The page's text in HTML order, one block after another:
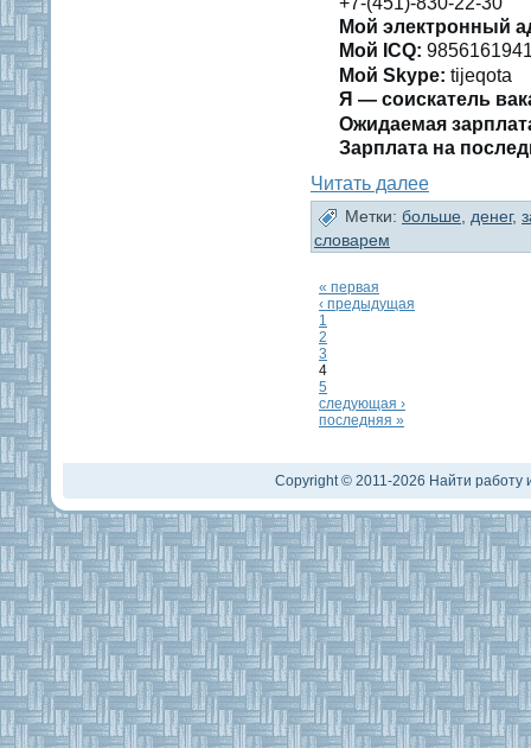
Мой электронный
Мой ICQ:
Мой Skype: tijeqota
Я — сοискатель
Ожидаемая
Зарплата на
Читать далее
Метки: больше денег,
словарем
« первая
‹ предыдущая
1
2
3
4
5
следующая ›
последняя »
Copyright © 2011-2026 Найти работу